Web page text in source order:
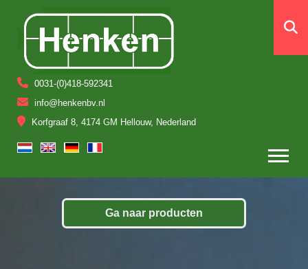
0031-(0)418-592341
info@henkenbv.nl
Korfgraaf 8, 4174 GM Hellouw, Nederland
Ga naar producten